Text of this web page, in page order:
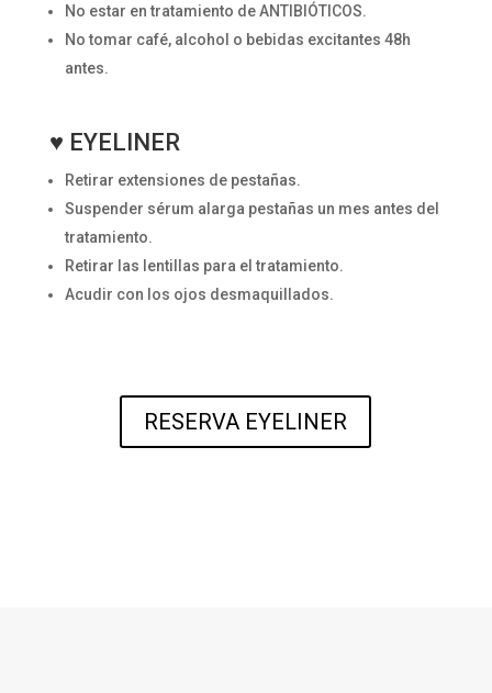
No estar en tratamiento de ANTIBIÓTICOS.
No tomar café, alcohol o bebidas excitantes 48h
antes.
♥ EYELINER
Retirar extensiones de pestañas.
Suspender sérum alarga pestañas un mes antes del
tratamiento.
Retirar las lentillas para el tratamiento.
Acudir con los ojos desmaquillados.
RESERVA EYELINER